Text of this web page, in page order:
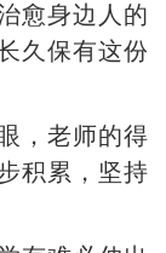
愈身边人的
久保有这份
，老师的得
积累，坚持